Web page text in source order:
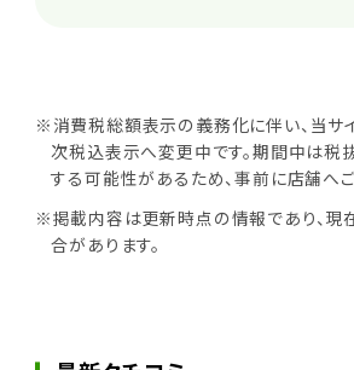
※消費税総額表示の義務化に伴い、当サ
次税込表示へ変更中です。期間中は税
する可能性があるため、事前に店舗へご
※掲載内容は更新時点の情報であり、現
合があります。